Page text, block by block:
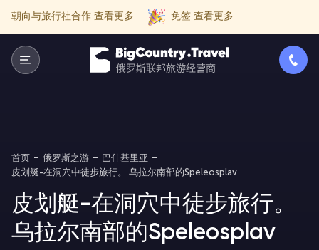
朝向与旅行社合作 查看更多 免签 查看更多
首页 俄罗斯之游
巴什基里亚
皮划艇-在洞穴中徒步旅行。 乌拉尔南部的Speleosplav
皮划艇-在洞穴中徒步旅行。
乌拉尔南部的Speleosplav